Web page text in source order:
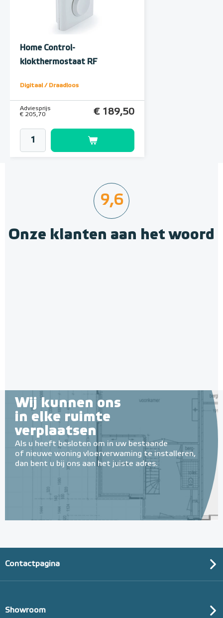
Home Control-
klokthermostaat RF
Digitaal / Draadloos
Adviesprijs
€ 205,70
€ 189,50
9,6
Onze klanten aan het woord
Wij kunnen ons
in elke ruimte
verplaatsen
Als u heeft besloten om in uw bestaande
of nieuwe woning vloerverwaming te installeren,
dan bent u bij ons aan het juiste adres.
Contactpagina
Showroom